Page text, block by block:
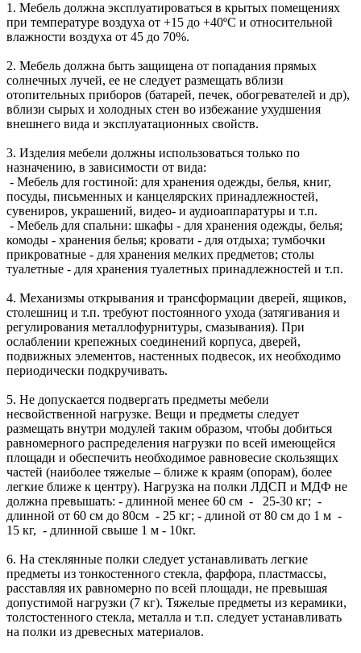
1. Мебель должна эксплуатироваться в крытых помещениях
при температуре воздуха от +15 до +40ºС и относительной
влажности воздуха от 45 до 70%.
2. Мебель должна быть защищена от попадания прямых
солнечных лучей, ее не следует размещать вблизи
отопительных приборов (батарей, печек, обогревателей и др),
вблизи сырых и холодных стен во избежание ухудшения
внешнего вида и эксплуатационных свойств.
3. Изделия мебели должны использоваться только по
назначению, в зависимости от вида:
- Мебель для гостиной: для хранения одежды, белья, книг,
посуды, письменных и канцелярских принадлежностей,
сувениров, украшений, видео- и аудиоаппаратуры и т.п.
- Мебель для спальни: шкафы - для хранения одежды, белья;
комоды - хранения белья; кровати - для отдыха; тумбочки
прикроватные - для хранения мелких предметов; столы
туалетные - для хранения туалетных принадлежностей и т.п.
4. Механизмы открывания и трансформации дверей, ящиков,
столешниц и т.п. требуют постоянного ухода (затягивания и
регулирования металлофурнитуры, смазывания). При
ослаблении крепежных соединений корпуса, дверей,
подвижных элементов, настенных подвесок, их необходимо
периодически подкручивать.
5. Не допускается подвергать предметы мебели
несвойственной нагрузке. Вещи и предметы следует
размещать внутри модулей таким образом, чтобы добиться
равномерного распределения нагрузки по всей имеющейся
площади и обеспечить необходимое равновесие скользящих
частей (наиболее тяжелые – ближе к краям (опорам), более
легкие ближе к центру). Нагрузка на полки ЛДСП и МДФ не
должна превышать: - длинной менее 60 см - 25-30 кг; -
длинной от 60 см до 80см - 25 кг; - длиной от 80 см до 1 м -
15 кг, - длинной свыше 1 м - 10кг.
6. На стеклянные полки следует устанавливать легкие
предметы из тонкостенного стекла, фарфора, пластмассы,
расставляя их равномерно по всей площади, не превышая
допустимой нагрузки (7 кг). Тяжелые предметы из керамики,
толстостенного стекла, металла и т.п. следует устанавливать
на полки из древесных материалов.